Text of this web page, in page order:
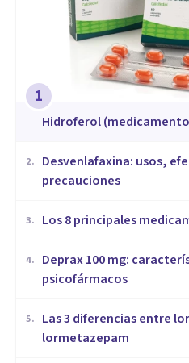
1
Hidroferol
2.
Desvenlafaxina: usos,
precauciones
3. Los 8 principales
4.
Deprax 100 mg:
psicofármacos
5.
Las 3 diferencias entre
lormetazepam